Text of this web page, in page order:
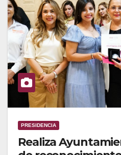
PRESIDENCIA
Realiza